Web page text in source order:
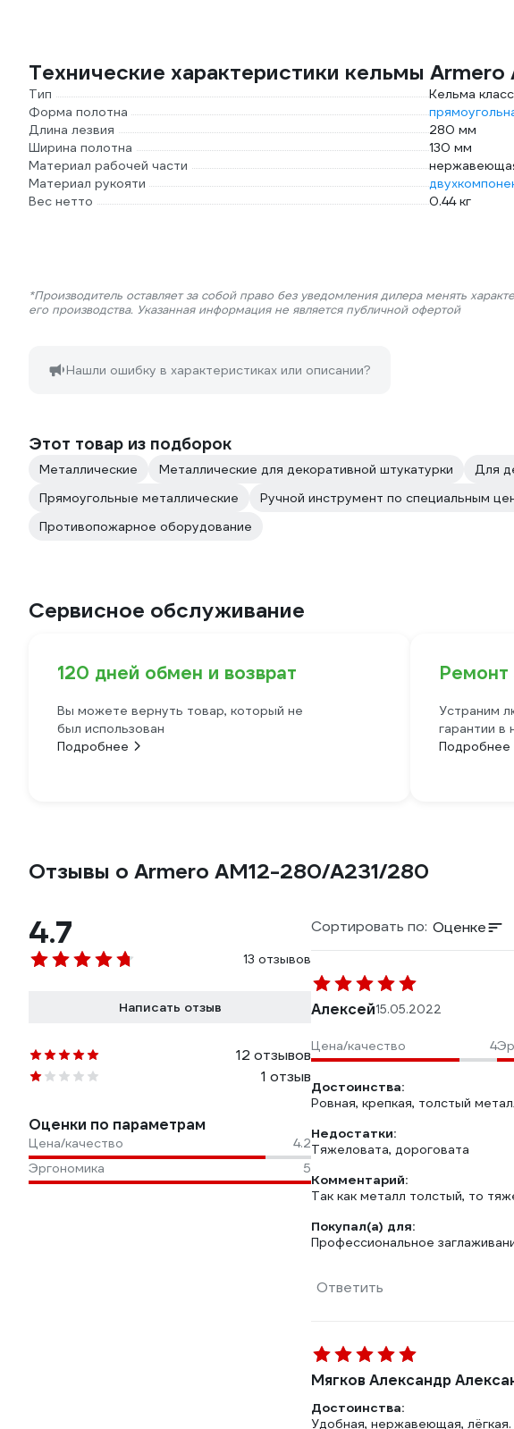
Технические характеристики кельмы
Тип
Кельма
Форма полотна
Длина лезвия
280 мм
Ширина полотна
130 мм
Материал рабочей части
Материал рукояти
Вес нетто
0.44 кг
*Производитель оставляет за собой право без уведомления дилера менять
его производства. Указанная информация не является публичной офертой
Нашли ошибку в характеристиках или описании?
Этот товар из подборок
Металлические Металлические для декоративной штукатурки Для
Прямоугольные металлические
Ручной инструмент по специальным
Противопожарное оборудование
Сервисное обслуживание
120 дней обмен и возврат
Вы можете вернуть товар, который не
был использован
Подробнее
Ремонт
Устраним
гарантии в
Подробнее
Отзывы о Armero AM12-280/A231/280
4.7
13 отзывов
Написать отзыв
12 отзывов
1 отзыв
Оценки по параметрам
Цена/качество
4.2
Эргономика
5
Сортировать по: Оценке
Алексей15.05.2022
Цена/качество 4
Достоинства:
Ровная, крепкая, толстый
Недостатки:
Тяжеловата, дороговата
Комментарий:
Так как металл толстый, то
Покупал(а) для:
Профессиональное
Ответить
Мягков Александр
Достоинства:
Удобная, нержавеющая,